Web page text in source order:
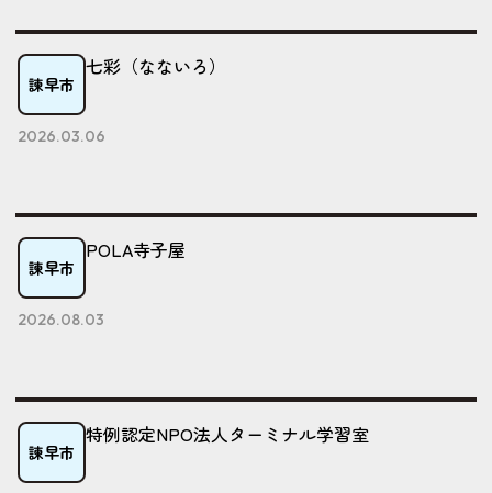
諫早市
七彩（なないろ）
2026.03.06
諫早市
POLA寺子屋
2026.08.03
諫早市
特例認定NPO法人ターミナル学習室